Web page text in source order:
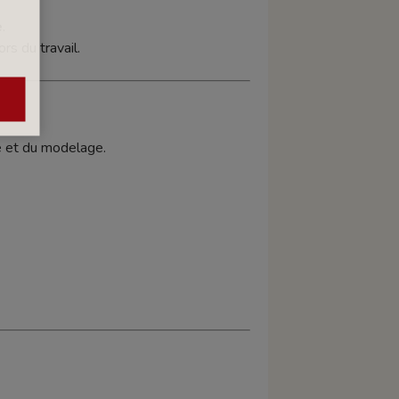
lors du travail.
et du modelage.